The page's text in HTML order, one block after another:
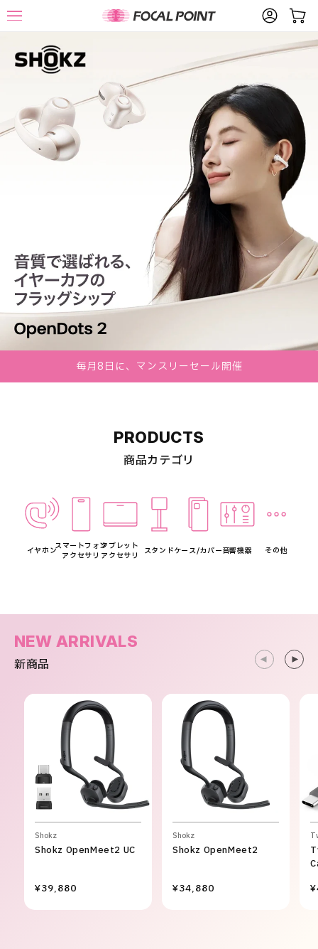
毎月8日に、マンスリーセール開催
PRODUCTS
商品カテゴリ
イヤホンスマートフォン
アクセサリ
タブレット
アクセサリ
スタンドケース/カバー音響機器 その他
NEW ARRIVALS
新商品
Shokz
Shokz OpenMeet2 UC
¥39,880
Shokz
Shokz OpenMeet2
¥34,880